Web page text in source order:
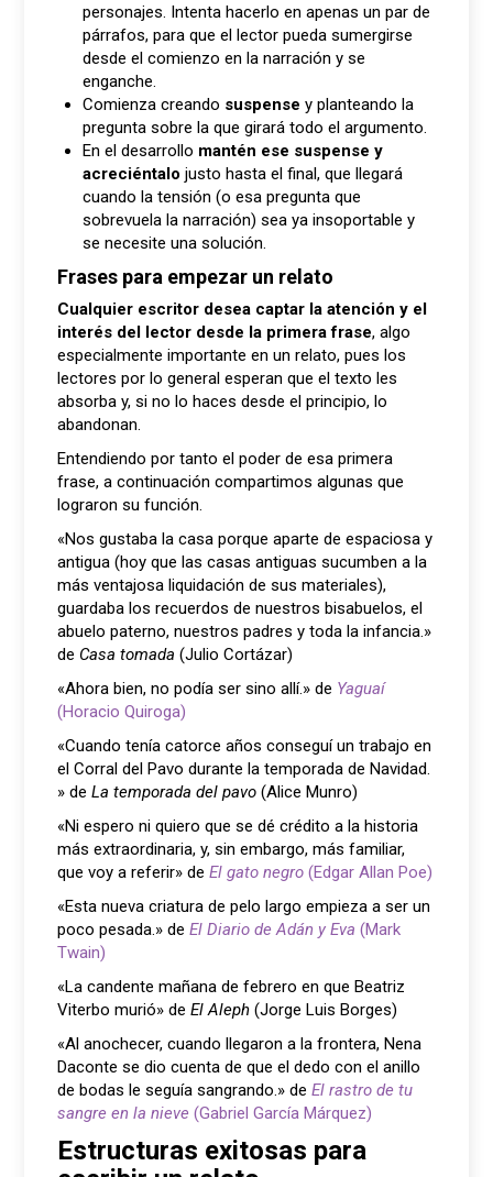
personajes. Intenta hacerlo en apenas un par de
párrafos, para que el lector pueda sumergirse
desde el comienzo en la narración y se
enganche.
Comienza creando suspense y planteando la
pregunta sobre la que girará todo el argumento.
En el desarrollo mantén ese suspense y
acreciéntalo justo hasta el final, que llegará
cuando la tensión (o esa pregunta que
sobrevuela la narración) sea ya insoportable y
se necesite una solución.
Frases para empezar un relato
Cualquier escritor desea captar la atención y el
interés del lector desde la primera frase, algo
especialmente importante en un relato, pues los
lectores por lo general esperan que el texto les
absorba y, si no lo haces desde el principio, lo
abandonan.
Entendiendo por tanto el poder de esa primera
frase, a continuación compartimos algunas que
lograron su función.
«Nos gustaba la casa porque aparte de espaciosa y
antigua (hoy que las casas antiguas sucumben a la
más ventajosa liquidación de sus materiales),
guardaba los recuerdos de nuestros bisabuelos, el
abuelo paterno, nuestros padres y toda la infancia.»
de Casa tomada(Julio Cortázar)
«Ahora bien, no podía ser sino allí.» de Yaguaí
(Horacio Quiroga)
«Cuando tenía catorce años conseguí un trabajo en
el Corral del Pavo durante la temporada de Navidad.
» deLa temporada del pavo(Alice Munro)
«Ni espero ni quiero que se dé crédito a la historia
más extraordinaria, y, sin embargo, más familiar,
que voy a referir» deEl gato negro(Edgar Allan Poe)
«Esta nueva criatura de pelo largo empieza a ser un
poco pesada.» deEl Diario de Adán y Eva (Mark
Twain)
«La candente mañana de febrero en que Beatriz
Viterbo murió» deEl Aleph (Jorge Luis Borges)
«Al anochecer, cuando llegaron a la frontera, Nena
Daconte se dio cuenta de que el dedo con el anillo
de bodas le seguía sangrando.» deEl rastro de tu
sangre en la nieve (Gabriel García Márquez)
Estructuras exitosas para